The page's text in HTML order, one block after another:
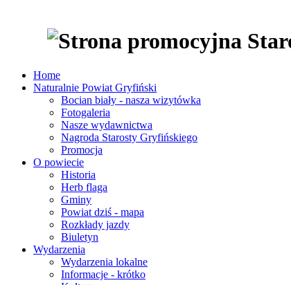
Home
Naturalnie Powiat Gryfiński
Bocian biały - nasza wizytówka
Fotogaleria
Nasze wydawnictwa
Nagroda Starosty Gryfińskiego
Promocja
O powiecie
Historia
Herb flaga
Gminy
Powiat dziś - mapa
Rozkłady jazdy
Biuletyn
Wydarzenia
Wydarzenia lokalne
Informacje - krótko